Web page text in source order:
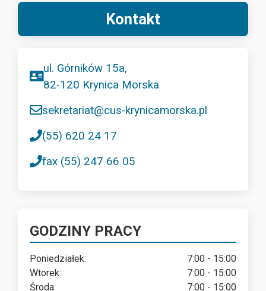
Kontakt
ul. Górników 15a,
82-120 Krynica Morska
sekretariat@cus-krynicamorska.pl
(55) 620 24 17
fax (55) 247 66 05
GODZINY PRACY
Poniedziałek:
7:00 - 15:00
Wtorek:
7:00 - 15:00
Środa:
7:00 - 15:00